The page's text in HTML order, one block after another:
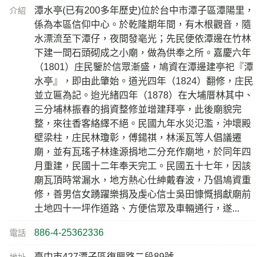
介紹
潭水亭(已有200多年歷史)位於台中市潭子區潭陽里，
係為本區信仰中心。於乾隆期年間，有木根觀音，隨
水漂流至下潭仔，夜間發亳光；先民便依潭邊在竹林
下建一間石頭砌成之小廟，做為供奉之所。嘉慶六年
（1801）庄民鑒於信眾漸盛，鳩資在潭邊建亭祀『潭
水亭』，即由此肇始。道光四年（1824）翻修，庄民
並立匾為記。迨光緒四年（1878）在大埔厝林其中、
三分埔林振春的捐資整修並增建拜亭，此後廟貌完
整，來往香客絡繹不絕。民國九年水災氾濫，沖壞殿
壁梁柱，庄民林瓊彰，傅鍚祺，林溪瓦等人倡議遷
廟，並有瓦瑤子林逢源捐地二分充作廟地，於同年四
月重建，民國十二年奉天完工。民國五十七年，因該
廟瓦頂時常漏水，地方熱心仕紳戴春波，乃倡鳩資重
修，善男信女踴躍樂捐及虔心信士吳田慷慨捐獻廟前
土地四十一坪作道路、方便信眾及車輛通行，遂...
電話 886-4-25362336